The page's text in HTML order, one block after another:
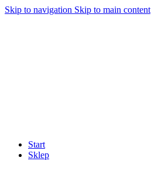
Skip to navigation Skip to main content
Start
Sklep